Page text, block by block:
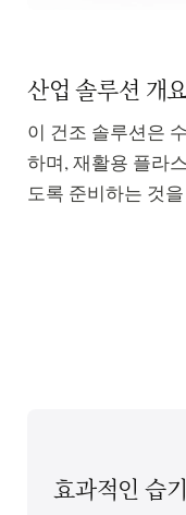
산업 솔루션 개
이 건조 솔루션은
하며, 재활용 플라
도록 준비하는 것
효과적인 습